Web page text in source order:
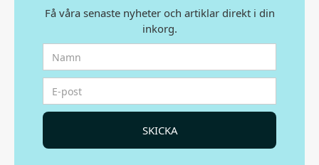
Få våra senaste nyheter och artiklar direkt i din
inkorg.